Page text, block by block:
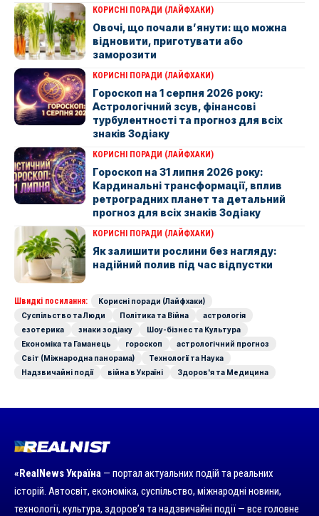
КОРИСНІ ПОРАДИ (ЛАЙФХАКИ)
Овочі, що почали в’янути: що можна
відновити, приготувати або
заморозити
КОРИСНІ ПОРАДИ (ЛАЙФХАКИ)
Гороскоп на 1 серпня 2026 року:
Астрологічний зсув, фінансові
турбулентності та прогноз для всіх
знаків Зодіаку
КОРИСНІ ПОРАДИ (ЛАЙФХАКИ)
Гороскоп на 31 липня 2026 року:
Кардинальні трансформації, вплив
ретроградних планет та детальний
прогноз для всіх знаків Зодіаку
КОРИСНІ ПОРАДИ (ЛАЙФХАКИ)
Як залишити рослини без нагляду:
надійний полив під час відпустки
Швидкі посилання:
Корисні поради (Лайфхаки)
Суспільство та Люди
Політика та Війна
астрологія
езотерика
знаки зодіаку
Шоу-бізнес та Культура
Економіка та Гаманець
гороскоп
астрологічний прогноз
Світ (Міжнародна панорама)
Технології та Наука
Надзвичайні події
війна в Україні Здоров'я та Медицина
«RealNews Україна — портал актуальних подій та реальних
історій. Автосвіт, економіка, суспільство, міжнародні новини,
технології, культура, здоров’я та надзвичайні події — все головне